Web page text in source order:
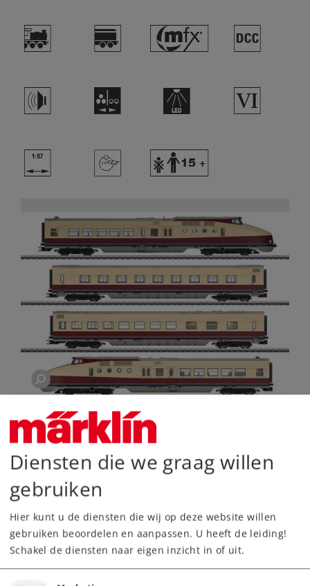
( ? # §
h N + 8
| > Y
De belangrijkste gegevens
Art.nr.
Diensten die we graag willen
gebruiken
Hier kunt u de diensten die wij op deze website willen
gebruiken beoordelen en aanpassen. U heeft de leiding!
Schakel de diensten naar eigen inzicht in of uit.